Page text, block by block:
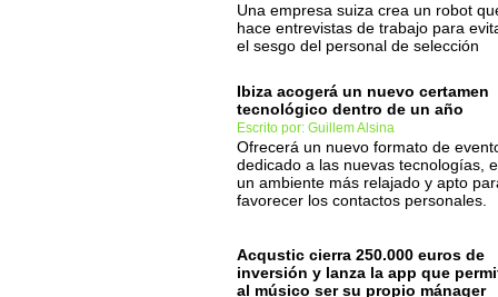
Una empresa suiza crea un robot
hace entrevistas de trabajo para
el sesgo del personal de selección
Ibiza acogerá un nuevo certamen
tecnológico dentro de un año
Escrito por: Guillem Alsina
Ofrecerá un nuevo formato de
dedicado a las nuevas tecnologías,
un ambiente más relajado y apto
favorecer los contactos personales.
Acqustic cierra 250.000 euros de
inversión y lanza la app que
al músico ser su propio mánager